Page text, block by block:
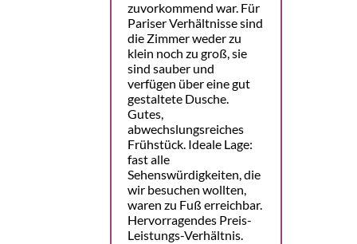
zuvorkommend war. Für
Pariser Verhältnisse sind
die Zimmer weder zu
klein noch zu groß, sie
sind sauber und
verfügen über eine gut
gestaltete Dusche.
Gutes,
abwechslungsreiches
Frühstück. Ideale Lage:
fast alle
Sehenswürdigkeiten, die
wir besuchen wollten,
waren zu Fuß erreichbar.
Hervorragendes Preis-
Leistungs-Verhältnis.